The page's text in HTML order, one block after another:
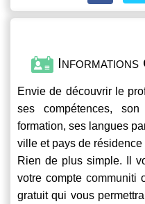
Informations
Envie de découvrir le
ses compétences,
formation, ses langues
ville et pays de
Rien de plus simple. Il
votre compte communiti
gratuit qui vous